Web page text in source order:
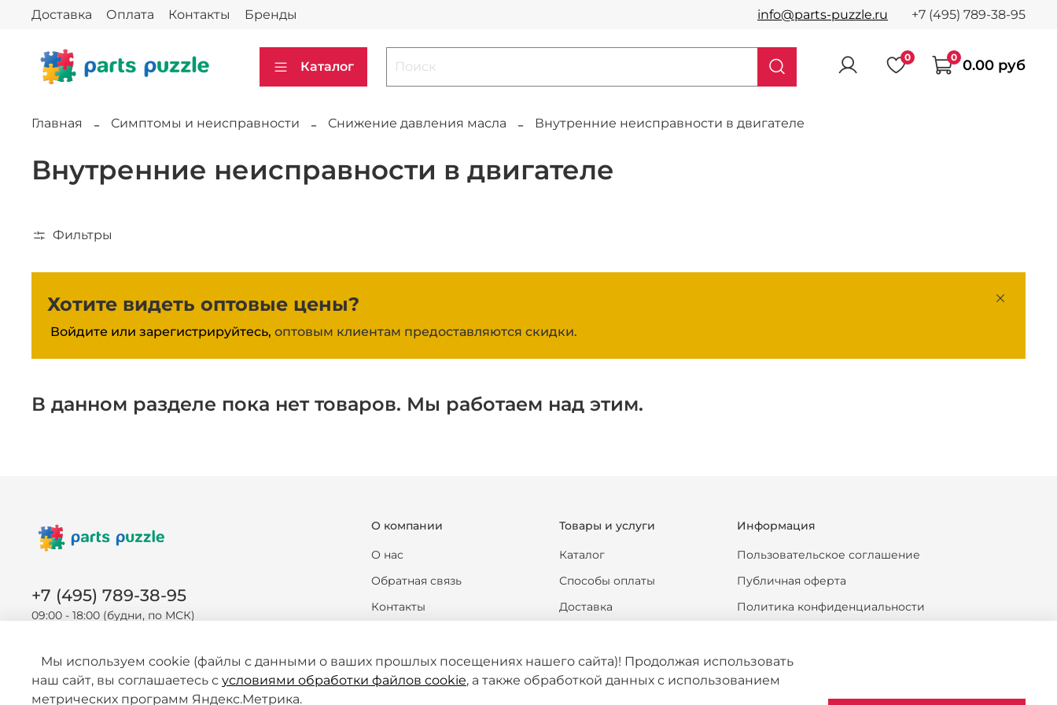
Доставка Оплата Контакты Бренды info@parts-puzzle.ru +7 (495) 789-38-95
Каталог
0 0 0.00 руб
Главная Симптомы и неисправности Снижение давления масла Внутренние неисправности в двигателе
Внутренние неисправности в двигателе
Фильтры
Хотите видеть оптовые цены?
Войдите или зарегистрируйтесь, оптовым клиентам предоставляются скидки.
В данном разделе пока нет товаров. Мы работаем над этим.
О компании
О нас
Обратная связь
Контакты
Новости
Статьи
Товары и услуги
Каталог
Способы оплаты
Доставка
Формы документов
Информация
Пользовательское соглашение
Публичная оферта
Политика конфиденциальности
Политика обработки персональных данных
Согласие на обработку персональных данных
+7 (495) 789-38-95
09:00 - 18:00 (будни, по МСК)
Мы используем cookie (файлы с данными о ваших прошлых посещениях нашего сайта)! Продолжая использовать
наш сайт, вы соглашаетесь с условиями обработки файлов cookie, а также обработкой данных с использованием
метрических программ Яндекс.Метрика.